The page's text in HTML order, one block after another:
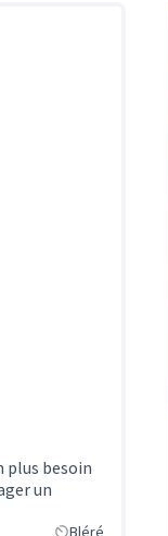
plus besoin
un
Bléré